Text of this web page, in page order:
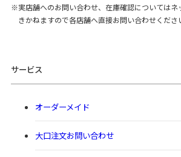
実店舗へのお問い合わせ、在庫確認については
きかねますので各店舗へ直接お問い合わせくださ
サービス
オーダーメイド
大口注文お問い合わせ